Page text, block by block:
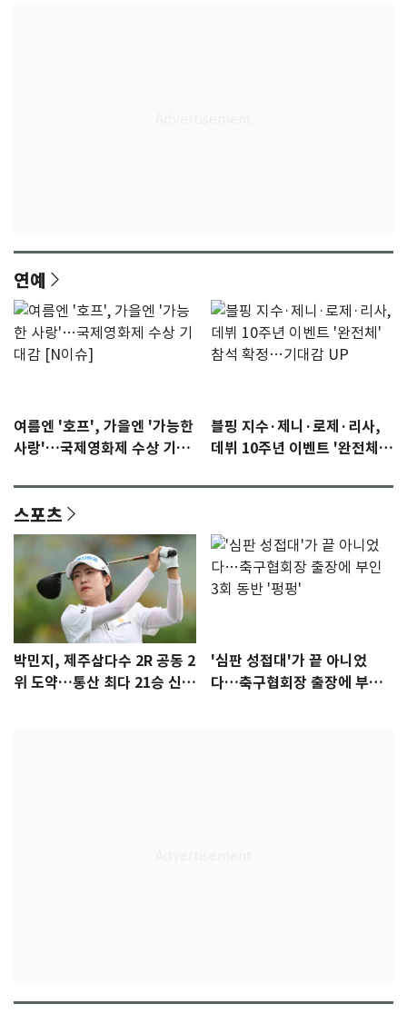
연예
여름엔 '호프', 가을엔 '가능한
사랑'…국제영화제 수상 기대
블핑 지수·제니·로제·리사,
데뷔 10주년 이벤트 '완전체'
스포츠
박민지, 제주삼다수 2R 공동 2
위 도약…통산 최다 21승 신기
'심판 성접대'가 끝 아니었
다…축구협회장 출장에 부인